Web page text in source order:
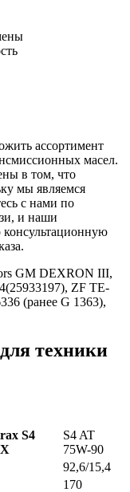
ассортимент
масел.
в том, что
мы являемся
с нами по
и наши
GM DEXRON III,
ZF TE-
(ранее G 1363),
техники
S4
S4 AT
75W-90
92,6/15,4
170